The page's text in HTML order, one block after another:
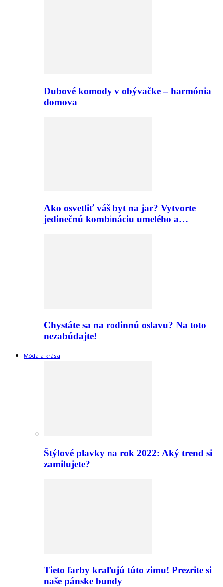
Dubové komody v obývačke – harmónia
domova
Ako osvetliť váš byt na jar? Vytvorte
jedinečnú kombináciu umelého a…
Chystáte sa na rodinnú oslavu? Na toto
nezabúdajte!
Móda a krása
Štýlové plavky na rok 2022: Aký trend si
zamilujete?
Tieto farby kraľujú túto zimu! Prezrite si
naše pánske bundy